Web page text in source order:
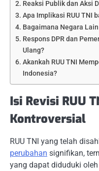
Reaksi Publik dan Aksi
Apa Implikasi RUU TNI
Bagaimana Negara
Respons DPR dan
Ulang?
Akankah RUU TNI
Indonesia?
Isi Revisi RUU
Kontroversial
RUU TNI yang telah
perubahan signifikan,
yang dapat diduduki oleh